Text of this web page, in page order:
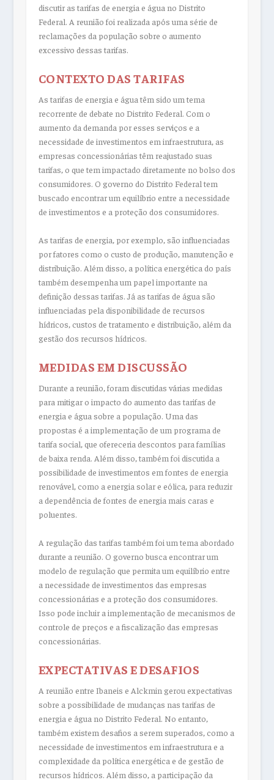
discutir as tarifas de energia e água no Distrito
Federal. A reunião foi realizada após uma série de
reclamações da população sobre o aumento
excessivo dessas tarifas.
CONTEXTO DAS TARIFAS
As tarifas de energia e água têm sido um tema
recorrente de debate no Distrito Federal. Com o
aumento da demanda por esses serviços e a
necessidade de investimentos em infraestrutura, as
empresas concessionárias têm reajustado suas
tarifas, o que tem impactado diretamente no bolso dos
consumidores. O governo do Distrito Federal tem
buscado encontrar um equilíbrio entre a necessidade
de investimentos e a proteção dos consumidores.
As tarifas de energia, por exemplo, são influenciadas
por fatores como o custo de produção, manutenção e
distribuição. Além disso, a política energética do país
também desempenha um papel importante na
definição dessas tarifas. Já as tarifas de água são
influenciadas pela disponibilidade de recursos
hídricos, custos de tratamento e distribuição, além da
gestão dos recursos hídricos.
MEDIDAS EM DISCUSSÃO
Durante a reunião, foram discutidas várias medidas
para mitigar o impacto do aumento das tarifas de
energia e água sobre a população. Uma das
propostas é a implementação de um programa de
tarifa social, que ofereceria descontos para famílias
de baixa renda. Além disso, também foi discutida a
possibilidade de investimentos em fontes de energia
renovável, como a energia solar e eólica, para reduzir
a dependência de fontes de energia mais caras e
poluentes.
A regulação das tarifas também foi um tema abordado
durante a reunião. O governo busca encontrar um
modelo de regulação que permita um equilíbrio entre
a necessidade de investimentos das empresas
concessionárias e a proteção dos consumidores.
Isso pode incluir a implementação de mecanismos de
controle de preços e a fiscalização das empresas
concessionárias.
EXPECTATIVAS E DESAFIOS
A reunião entre Ibaneis e Alckmin gerou expectativas
sobre a possibilidade de mudanças nas tarifas de
energia e água no Distrito Federal. No entanto,
também existem desafios a serem superados, como a
necessidade de investimentos em infraestrutura e a
complexidade da política energética e de gestão de
recursos hídricos. Além disso, a participação da